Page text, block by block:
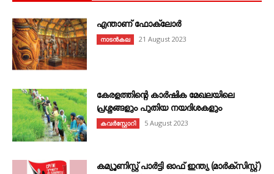
എന്താണ്‌ ഫോക്‌ലോർ
നാടൻകല 21 August 2023
കേരളത്തിന്റെ കാർഷിക മേഖലയിലെ
പ്രശ്നങ്ങളും പുതിയ നയദിശകളും
കവര്‍സ്റ്റോറി 5 August 2023
കമ്യൂണിസ്റ്റ് പാർട്ടി ഓഫ് ഇന്ത്യ (മാർക്സിസ്റ്റ്)